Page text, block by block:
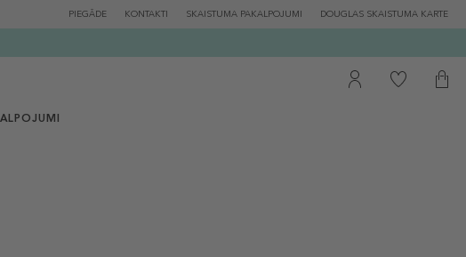
PIEGĀDE KONTAKTI SKAISTUMA PAKALPOJUMI DOUGLAS SKAISTUMA KARTE